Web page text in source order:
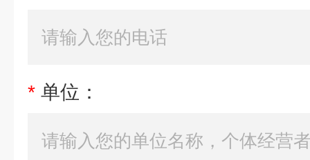
* 单位：